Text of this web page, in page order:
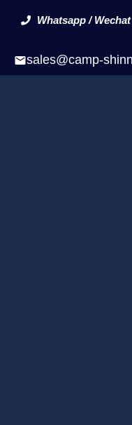
Whatsapp /
sales@camp-